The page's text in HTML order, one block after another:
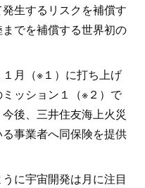
生するリスクを補償す
でを補償する世界初の
月（※１）に打ち上げ
ッション１（※２）で
後、三井住友海上火災
事業者へ同保険を提供
に宇宙開発は月に注目